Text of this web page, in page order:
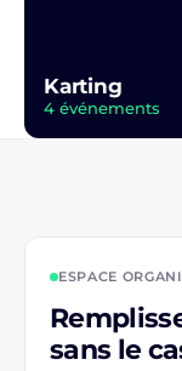
Karting
4 événements
ESPACE
sans le